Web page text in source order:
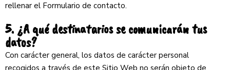
rellenar el Formulario de contacto.
5. ¿A qué destinatarios se comunicarán tus
datos?
Con carácter general, los datos de carácter personal